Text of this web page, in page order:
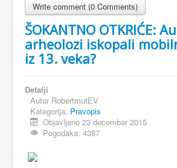
Write comment (0 Comments)
ŠOKANTNO OTKRIĆE:
arheolozi iskopali
iz 13. veka?
Detalji
Autor RobertmutEV
Kategorija: Pravopis
Objavljeno 23 decembar 2015
Pogodaka: 4387